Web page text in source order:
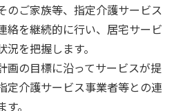
のご家族等、指定介護サービス
絡を継続的に行い、居宅サービ
を把握します。
画の目標に沿ってサービスが提
定介護サービス事業者等との連
。